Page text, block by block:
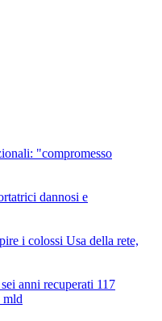
"compromesso
dannosi e
i colossi Usa della rete,
anni recuperati 117
mld